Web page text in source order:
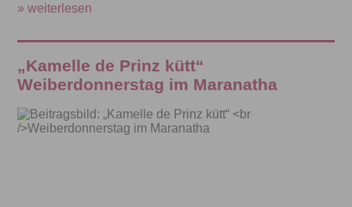
» weiterlesen
„Kamelle de Prinz kütt“
Weiberdonnerstag im Maranatha